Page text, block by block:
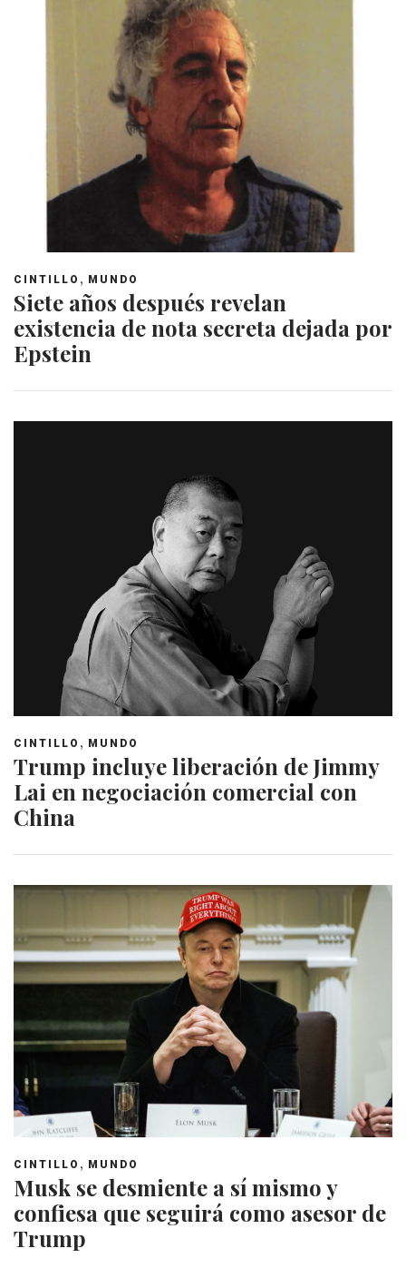
CINTILLO , MUNDO
Siete años después revelan
existencia de nota secreta dejada por
Epstein
CINTILLO , MUNDO
Trump incluye liberación de Jimmy
Lai en negociación comercial con
China
CINTILLO , MUNDO
Musk se desmiente a sí mismo y
confiesa que seguirá como asesor de
Trump